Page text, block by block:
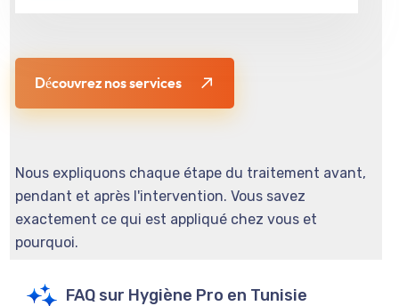
Nous expliquons chaque étape du traitement avant,
pendant et après l'intervention. Vous savez
exactement ce qui est appliqué chez vous et
pourquoi.
Découvrez nos services
FAQ sur Hygiène Pro en Tunisie